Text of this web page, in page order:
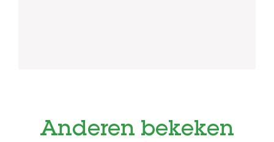
Anderen bekeken